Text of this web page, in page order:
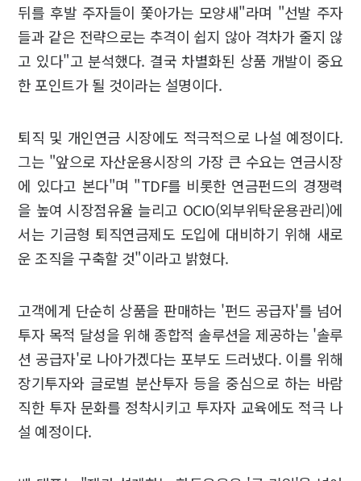
뒤를 후발 주자들이 쫓아가는 모양새"라며 "선발 주자
들과 같은 전략으로는 추격이 쉽지 않아 격차가 줄지 않
고 있다"고 분석했다. 결국 차별화된 상품 개발이 중요
한 포인트가 될 것이라는 설명이다.
퇴직 및 개인연금 시장에도 적극적으로 나설 예정이다.
그는 "앞으로 자산운용시장의 가장 큰 수요는 연금시장
에 있다고 본다"며 "TDF를 비롯한 연금펀드의 경쟁력
을 높여 시장점유율 늘리고 OCIO(외부위탁운용관리)에
서는 기금형 퇴직연금제도 도입에 대비하기 위해 새로
운 조직을 구축할 것"이라고 밝혔다.
고객에게 단순히 상품을 판매하는 '펀드 공급자'를 넘어
투자 목적 달성을 위해 종합적 솔루션을 제공하는 '솔루
션 공급자'로 나아가겠다는 포부도 드러냈다. 이를 위해
장기투자와 글로벌 분산투자 등을 중심으로 하는 바람
직한 투자 문화를 정착시키고 투자자 교육에도 적극 나
설 예정이다.